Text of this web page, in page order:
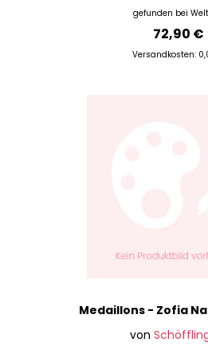
gefunden bei
72,90 €
Versandkosten:
von